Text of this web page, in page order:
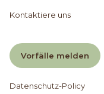
Kontaktiere uns
Vorfälle melden
Datenschutz-Policy